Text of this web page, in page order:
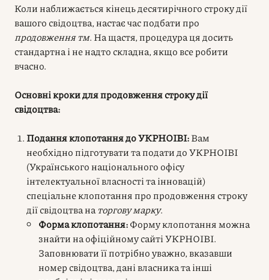
Коли наближається кінець десятирічного строку дії
вашого свідоцтва, настає час подбати про
продовження тм. На щастя, процедура ця досить
стандартна і не надто складна, якщо все робити
вчасно.
Основні кроки для продовження строку дії
свідоцтва:
Подання клопотання до УКРНОІВІ:Вам
необхідно підготувати та подати до УКРНОІВІ
(Українського національного офісу
інтелектуальної власності та інновацій)
спеціальне клопотання про продовження строку
дії свідоцтва на торгову марку.
Форма клопотання:Форму клопотання можна
знайти на офіційному сайті УКРНОІВІ.
Заповнювати її потрібно уважно, вказавши
номер свідоцтва, дані власника та інші